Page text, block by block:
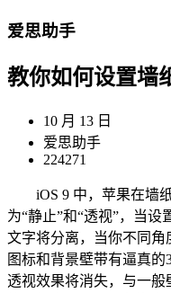
爱思助手
教你如何设置墙
10 月 13 日
爱思助手
224271
iOS 9 中，苹果在墙纸
为“静止”和“透视”，当设
文字将分离，当你不同
图标和背景壁带有逼真
透视效果将消失，与一